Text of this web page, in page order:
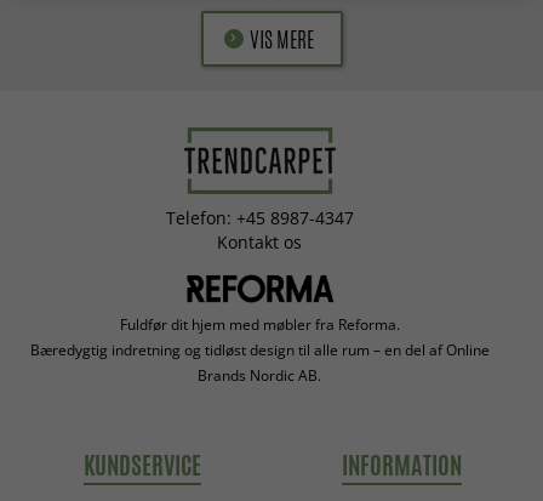
VIS MERE
Telefon: +45 8987-4347
Kontakt os
Fuldfør dit hjem med møbler fra Reforma.
Bæredygtig indretning og tidløst design til alle rum – en del af Online
Brands Nordic AB.
KUNDSERVICE INFORMATION